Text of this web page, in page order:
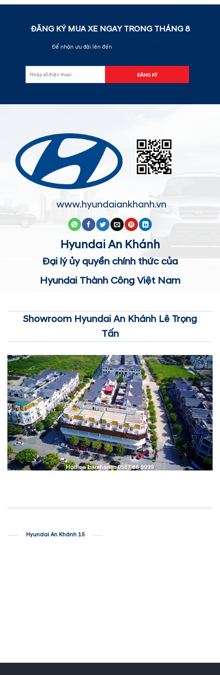
ĐĂNG KÝ MUA XE NGAY TRONG THÁNG 8
Để nhận ưu đãi lên đến
www.hyundaiankhanh.vn
Hyundai An Khánh
Đại lý ủy quyền chính thức của
Hyundai Thành Công Việt Nam
Showroom Hyundai An Khánh Lê Trọng
Tấn
Hyundai An Khánh 1S